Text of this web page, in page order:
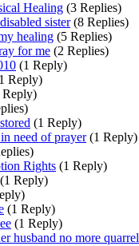
Healing (3 Replies)
sister(8 Replies)
healing (5 Replies)
for me (2 Replies)
(1 Reply)
Reply)
Reply)
(1 Reply)
need of prayer(1 Reply)
Rights (1 Reply)
(1 Reply)
(1 Reply)
(1 Reply)
husband no more quarrel